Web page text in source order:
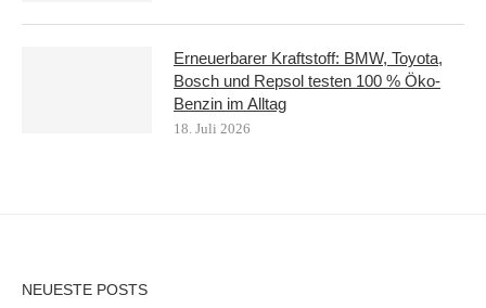
Erneuerbarer Kraftstoff: BMW, Toyota,
Bosch und Repsol testen 100 % Öko-
Benzin im Alltag
18. Juli 2026
NEUESTE POSTS